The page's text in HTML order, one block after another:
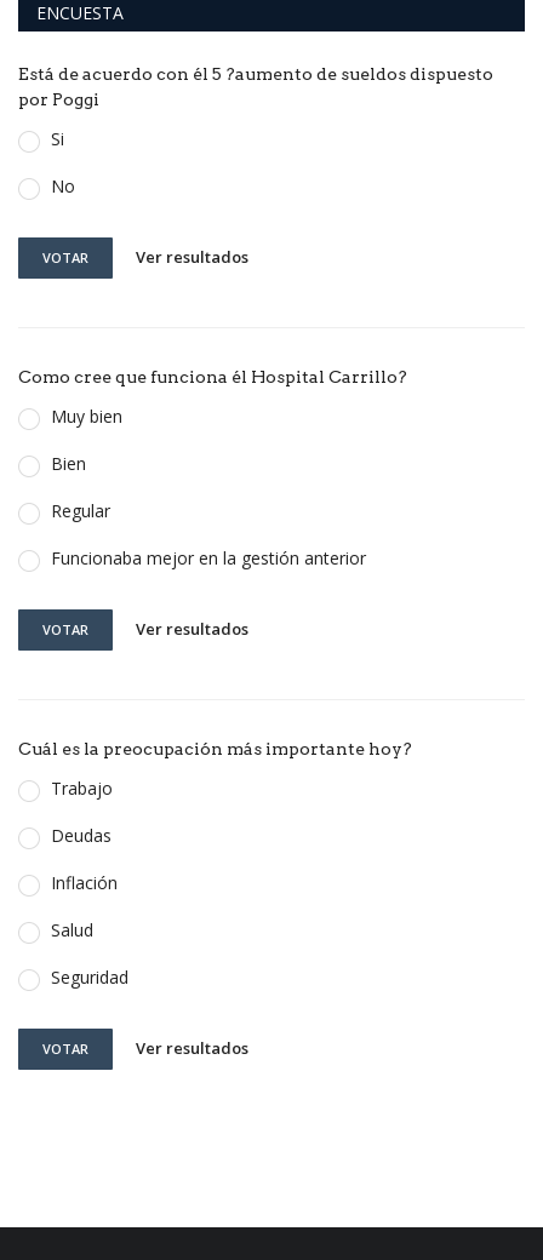
ENCUESTA
Está de acuerdo con él 5 ?aumento de sueldos dispuesto
por Poggi
Si
No
VOTAR Ver resultados
Como cree que funciona él Hospital Carrillo?
Muy bien
Bien
Regular
Funcionaba mejor en la gestión anterior
VOTAR Ver resultados
Cuál es la preocupación más importante hoy?
Trabajo
Deudas
Inflación
Salud
Seguridad
VOTAR Ver resultados